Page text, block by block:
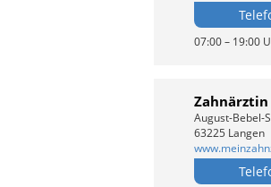
07:00 – 19:00
Zahnärztin
August-Bebel-
63225 Langen